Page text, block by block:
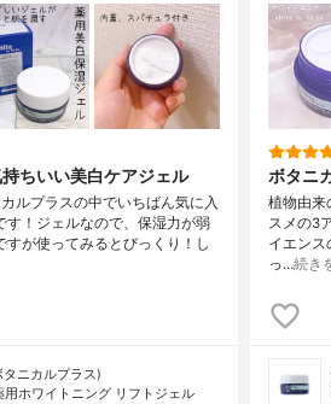
ちいい美白ケアジェル
ルプラスの中でいちばん気に入
す！ジェルなので、保湿力が弱
すが使ってみるとびっくり！し
ニカルプラス)
ホワイトニング リフトジェル
ボタニ
植物由来
スメの3
イエンス
っ…続き